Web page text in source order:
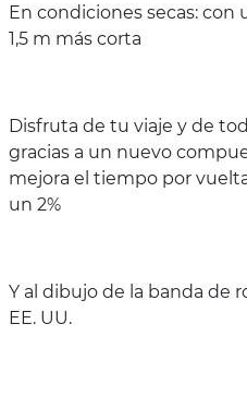
En condiciones secas:
1,5 m más corta
Disfruta de tu viaje y de
gracias a un nuevo
mejora el tiempo por
un 2%
Y al dibujo de la banda de
EE. UU.